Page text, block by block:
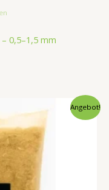
0,5–1,5 mm
Angebot!
Preis
€.